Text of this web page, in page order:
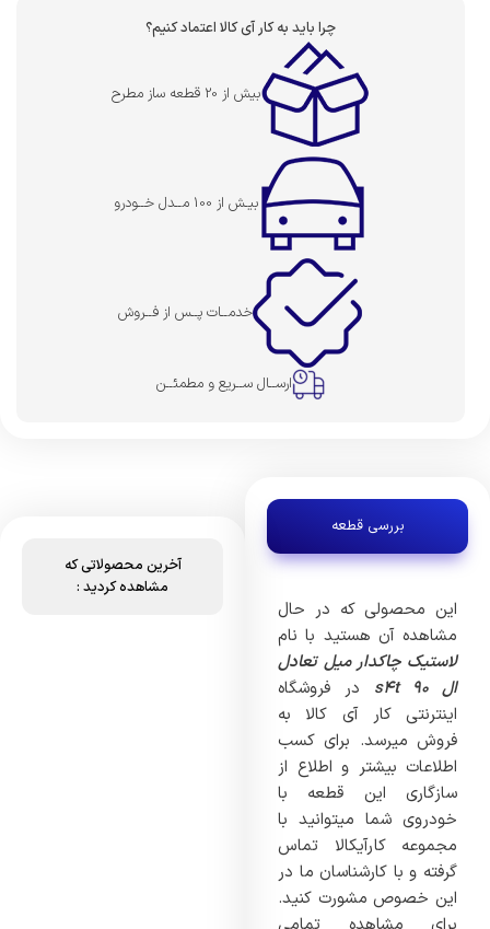
چرا باید به کار آی کالا اعتماد کنیم؟
بیش از 20 قطعه ساز مطرح
بیـش از 100 مــدل خــودرو
خدمــات پــس از فــروش
ارســال ســریع و مطمئــن
بررسی قطعه
این محصولی که در حال
مشاهده آن هستید با نام
لاستیک چاکدار میل تعادل
ال 90 s4t
در فروشگاه
اینترنتی کار آی کالا به
فروش میرسد. برای کسب
اطلاعات بیشتر و اطلاع از
سازگاری این قطعه با
خودروی شما میتوانید با
مجموعه کارآیکالا تماس
گرفته و با کارشناسان ما در
این خصوص مشورت کنید.
آخرین محصولاتی که
مشاهده کردید :